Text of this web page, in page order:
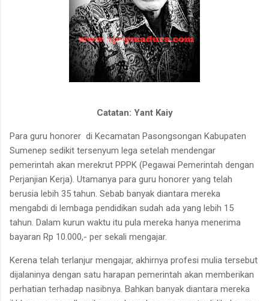
Catatan: Yant Kaiy
Para guru honorer di Kecamatan Pasongsongan Kabupaten
Sumenep sedikit tersenyum lega setelah mendengar
pemerintah akan merekrut PPPK (Pegawai Pemerintah dengan
Perjanjian Kerja). Utamanya para guru honorer yang telah
berusia lebih 35 tahun. Sebab banyak diantara mereka
mengabdi di lembaga pendidikan sudah ada yang lebih 15
tahun. Dalam kurun waktu itu pula mereka hanya menerima
bayaran Rp 10.000,- per sekali mengajar.
Kerena telah terlanjur mengajar, akhirnya profesi mulia tersebut
dijalaninya dengan satu harapan pemerintah akan memberikan
perhatian terhadap nasibnya. Bahkan banyak diantara mereka